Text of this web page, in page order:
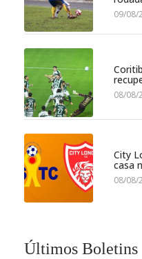
09/08/
08/08/
City
casa
08/08/
Últimos Boletins